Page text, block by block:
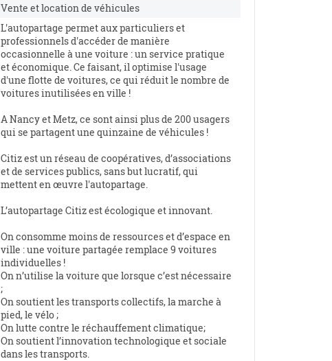
Vente et location de véhicules
L'autopartage permet aux particuliers et
professionnels d'accéder de manière
occasionnelle à une voiture : un service pratique
et économique. Ce faisant, il optimise l'usage
d'une flotte de voitures, ce qui réduit le nombre de
voitures inutilisées en ville !
A Nancy et Metz, ce sont ainsi plus de 200 usagers
qui se partagent une quinzaine de véhicules !
Citiz est un réseau de coopératives, d’associations
et de services publics, sans but lucratif, qui
mettent en œuvre l'autopartage.
L’autopartage Citiz est écologique et innovant.
On consomme moins de ressources et d’espace en
ville : une voiture partagée remplace 9 voitures
individuelles !
On n’utilise la voiture que lorsque c’est nécessaire
;
On soutient les transports collectifs, la marche à
pied, le vélo ;
On lutte contre le réchauffement climatique;
On soutient l’innovation technologique et sociale
dans les transports.